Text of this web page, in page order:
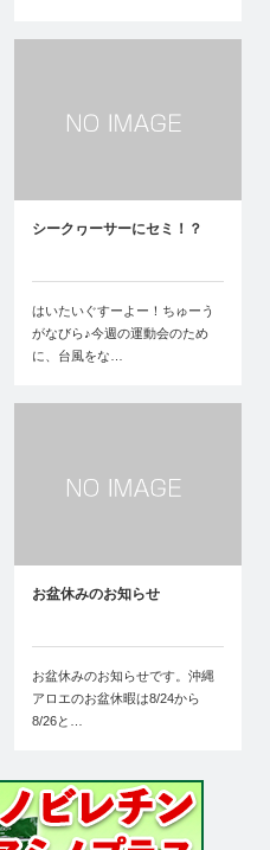
シークヮーサーにセミ！？
はいたいぐすーよー！ちゅーう
がなびら♪今週の運動会のため
に、台風をな…
お盆休みのお知らせ
お盆休みのお知らせです。沖縄
アロエのお盆休暇は8/24から
8/26と…